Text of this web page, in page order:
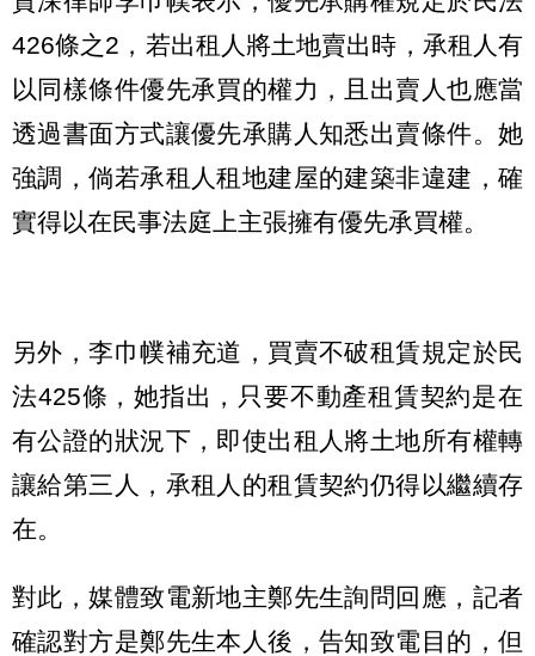
426條之2，若出租人將土地賣出時，承租人有
以同樣條件優先承買的權力，且出賣人也應當
透過書面方式讓優先承購人知悉出賣條件。她
強調，倘若承租人租地建屋的建築非違建，確
實得以在民事法庭上主張擁有優先承買權。
另外，李巾幞補充道，買賣不破租賃規定於民
法425條，她指出，只要不動產租賃契約是在
有公證的狀況下，即使出租人將土地所有權轉
讓給第三人，承租人的租賃契約仍得以繼續存
在。
對此，媒體致電新地主鄭先生詢問回應，記者
確認對方是鄭先生本人後，告知致電目的，但